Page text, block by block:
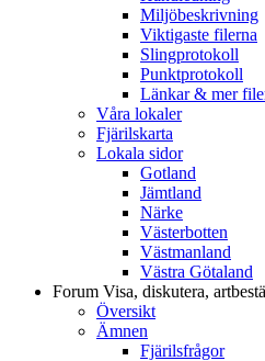
Miljöbeskrivning
Viktigaste filerna
Slingprotokoll
Punktprotokoll
Länkar & mer
Våra lokaler
Fjärilskarta
Lokala sidor
Gotland
Jämtland
Närke
Västerbotten
Västmanland
Västra Götaland
Forum Visa, diskutera,
Översikt
Ämnen
Fjärilsfrågor